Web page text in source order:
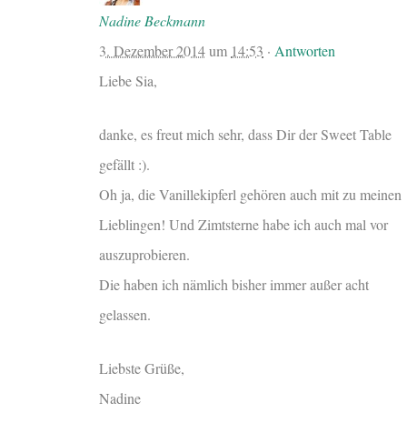
Nadine Beckmann
3. Dezember 2014um 14:53 ·Antworten
Liebe Sia,
danke, es freut mich sehr, dass Dir der Sweet Table
gefällt :).
Oh ja, die Vanillekipferl gehören auch mit zu meinen
Lieblingen! Und Zimtsterne habe ich auch mal vor
auszuprobieren.
Die haben ich nämlich bisher immer außer acht
gelassen.
Liebste Grüße,
Nadine